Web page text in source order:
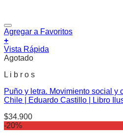
Agregar a Favoritos
+
Vista Rápida
Agotado
L i b r o s
Puño y letra. Movimiento social y
Chile | Eduardo Castillo | Libro
$34.900
-20%